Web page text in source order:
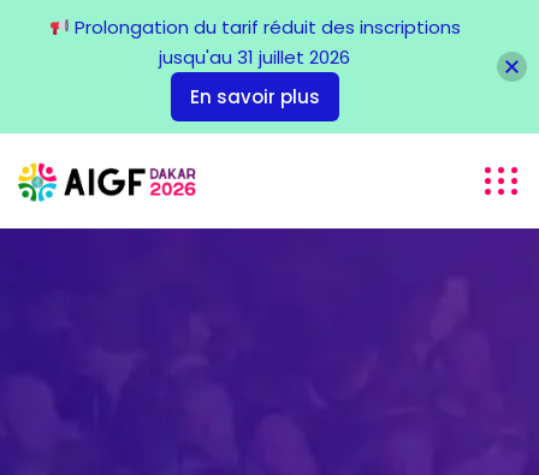
Prolongation du tarif réduit des inscriptions
jusqu'au 31 juillet 2026
En savoir plus